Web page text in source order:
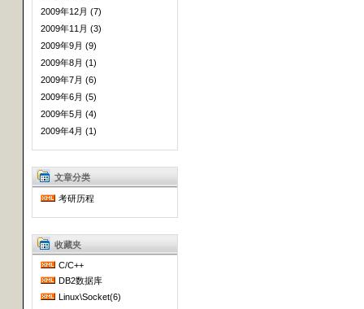
2009年12月 (7)
2009年11月 (3)
2009年9月 (9)
2009年8月 (1)
2009年7月 (6)
2009年6月 (5)
2009年5月 (4)
2009年4月 (1)
文章分类
考研历程
收藏夹
C/C++
DB2数据库
Linux\Socket(6)